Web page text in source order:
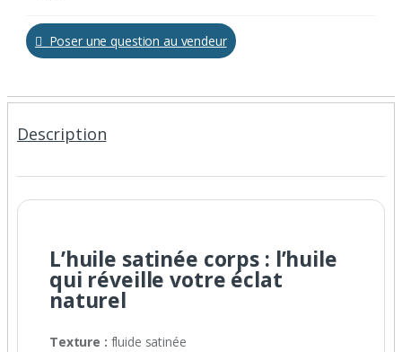
Poser une question au vendeur
Description
L’huile satinée corps : l’huile
qui réveille votre éclat
naturel
Texture : fluide satinée